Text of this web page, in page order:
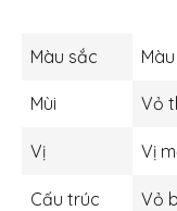
Màu sắc
Mùi Vỏ
Vị Vị
Cấu trúc Vỏ